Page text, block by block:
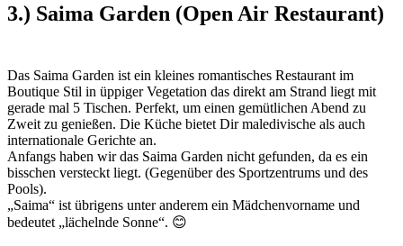
3.) Saima Garden (Open Air Restaurant)
Das Saima Garden ist ein kleines romantisches Restaurant im
Boutique Stil in üppiger Vegetation das direkt am Strand liegt mit
gerade mal 5 Tischen. Perfekt, um einen gemütlichen Abend zu
Zweit zu genießen. Die Küche bietet Dir maledivische als auch
internationale Gerichte an.
Anfangs haben wir das Saima Garden nicht gefunden, da es ein
bisschen versteckt liegt. (Gegenüber des Sportzentrums und des
Pools).
„Saima“ ist übrigens unter anderem ein Mädchenvorname und
bedeutet „lächelnde Sonne“. 😊